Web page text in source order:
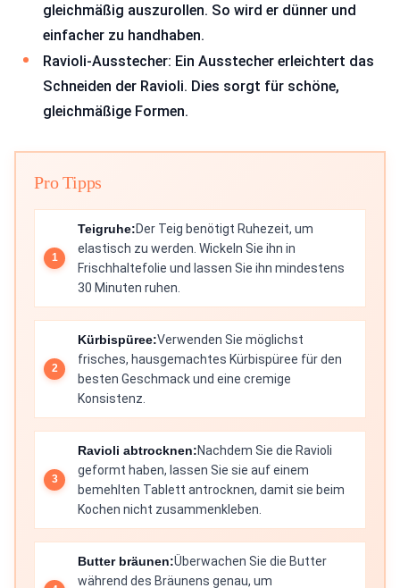
gleichmäßig auszurollen. So wird er dünner und
einfacher zu handhaben.
Ravioli-Ausstecher: Ein Ausstecher erleichtert das
Schneiden der Ravioli. Dies sorgt für schöne,
gleichmäßige Formen.
Pro Tipps
Teigruhe:Der Teig benötigt Ruhezeit, um
elastisch zu werden. Wickeln Sie ihn in
Frischhaltefolie und lassen Sie ihn mindestens
30 Minuten ruhen.
Kürbispüree:Verwenden Sie möglichst
frisches, hausgemachtes Kürbispüree für den
besten Geschmack und eine cremige
Konsistenz.
Ravioli abtrocknen:Nachdem Sie die Ravioli
geformt haben, lassen Sie sie auf einem
bemehlten Tablett antrocknen, damit sie beim
Kochen nicht zusammenkleben.
Butter bräunen:Überwachen Sie die Butter
während des Bräunens genau, um